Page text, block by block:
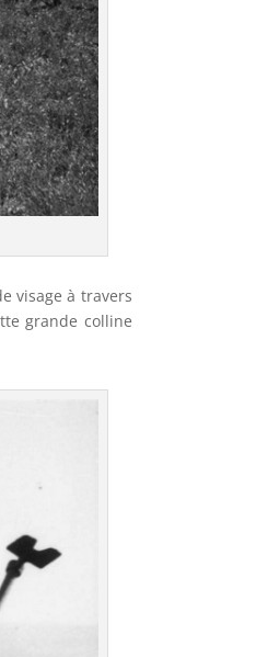
visage à travers
grande colline